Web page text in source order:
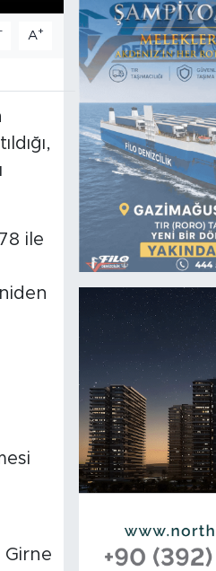
- A+
ile